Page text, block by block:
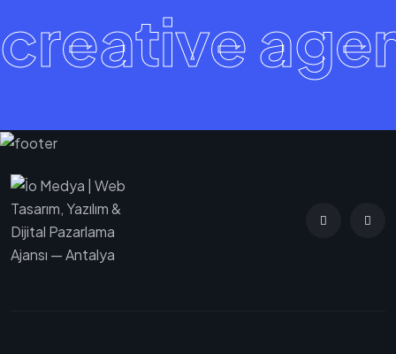
creative